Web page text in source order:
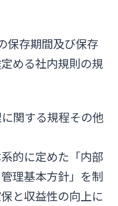
保存期間及び保存
める社内規則の規
関する規程その他
的に定めた「内部
理基本方針」を制
と収益性の向上に